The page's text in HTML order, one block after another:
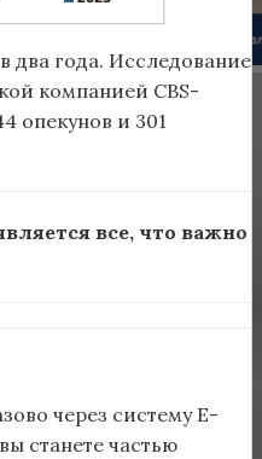
два года. Исследование
компанией CBS-
опекунов и 301
все, что важно
через систему E-
станете частью